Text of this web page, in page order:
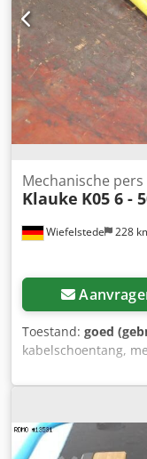
Wiefelstede 228
Mechanische
Klauke K05 6 -
Toestand: goed
kabelschoentang,
persbekken,
eindhulzen,
hulzentang,
handpers-/
en kabelverbinders